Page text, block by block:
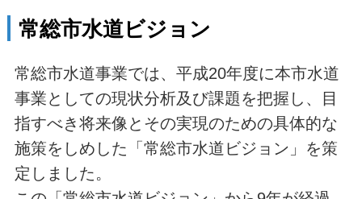
常総市水道ビジョン
常総市水道事業では、平成20年度に本市水道
事業としての現状分析及び課題を把握し、目
指すべき将来像とその実現のための具体的な
施策をしめした「常総市水道ビジョン」を策
定しました。